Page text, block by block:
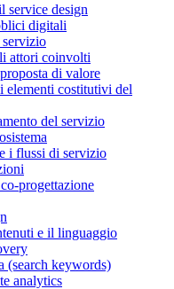
service design
digitali
attori coinvolti
di valore
elementi costitutivi del
del servizio
i flussi di servizio
progettazione
e il linguaggio
(search keywords)
analytics